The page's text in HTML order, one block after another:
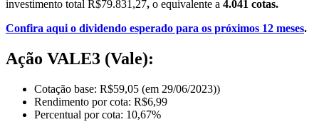
investimento total R$79.831,27, o equivalente a 4.041 cotas.
Confira aqui o dividendo esperado para os próximos 12 meses.
Ação VALE3 (Vale):
Cotação base: R$59,05 (em 29/06/2023))
Rendimento por cota: R$6,99
Percentual por cota: 10,67%